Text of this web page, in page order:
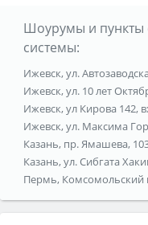
Шоурумы и пункты
системы:
Ижевск, ул.
Ижевск, ул. 10 лет
Ижевск, ул Кирова 142,
Ижевск, ул. Максима
Казань, пр. Ямашева,
Казань, ул. Сибгата
Пермь, Комсомольский